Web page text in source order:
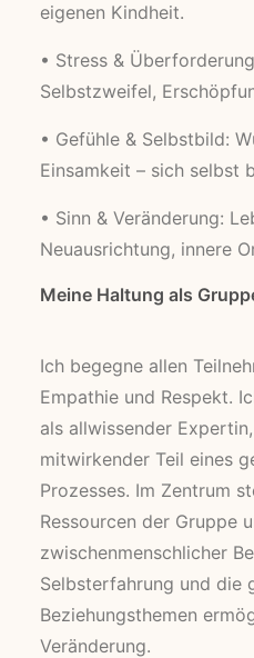
eigenen Kindheit.
• Stress &
Selbstzweifel,
• Gefühle & Selbstbild:
Einsamkeit – sich selbst
• Sinn & Veränderung:
Neuausrichtung, innere
Meine Haltung als
Ich begegne allen
Empathie und Respekt.
als allwissender
mitwirkender Teil eines
Prozesses. Im Zentrum
Ressourcen der Gruppe
zwischenmenschlicher
Selbsterfahrung und die
Beziehungsthemen
Veränderung.